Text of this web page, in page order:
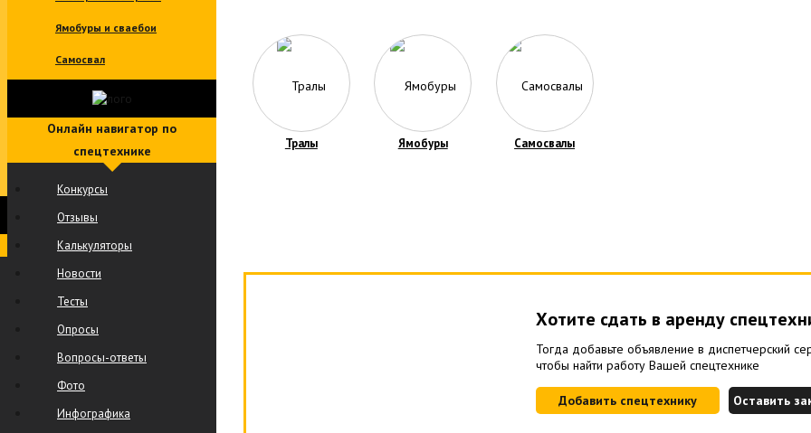
Ямобуры и сваебои
Самосвал
Онлайн навигатор по
спецтехнике
Конкурсы
Отзывы
Калькуляторы
Новости
Тесты
Опросы
Вопросы-ответы
Фото
Инфографика
Тралы Ямобуры Самосвалы
Хотите сдать в аренду
Тогда добавьте объявление в диспетчерский
чтобы найти работу Вашей спецтехнике
Добавить спецтехнику Оставить